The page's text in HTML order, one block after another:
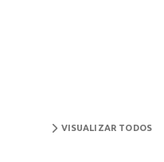
VISUALIZAR TODOS